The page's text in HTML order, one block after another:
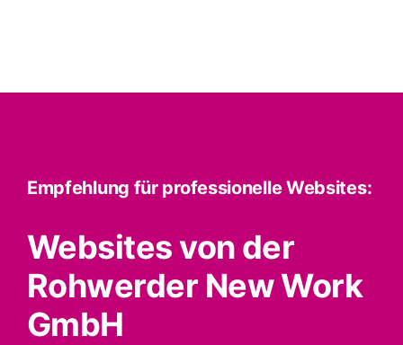
Empfehlung für professionelle Websites:
Websites von der
Rohwerder New Work
GmbH